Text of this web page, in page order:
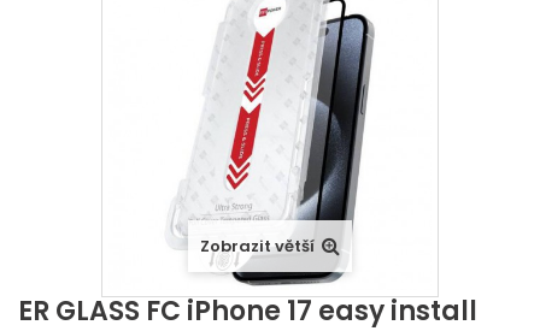
Zobrazit větší
ER GLASS FC iPhone 17 easy install